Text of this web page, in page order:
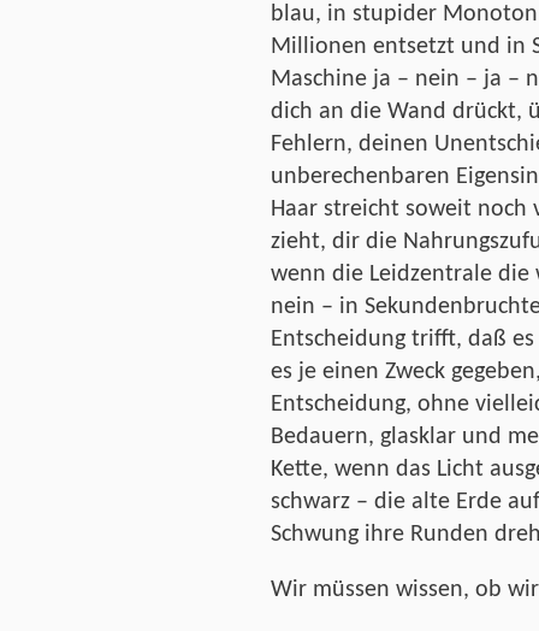
blau, in stupider
Millionen entsetzt und in
Maschine ja – nein – ja –
dich an die Wand drückt,
Fehlern, deinen
unberechenbaren
Haar streicht soweit noch
zieht, dir die
wenn die Leidzentrale die
nein – in
Entscheidung trifft, daß
es je einen Zweck
Entscheidung, ohne
Bedauern, glasklar und
Kette, wenn das Licht
schwarz – die alte Erde
Schwung ihre Runden
Wir müssen wissen, ob